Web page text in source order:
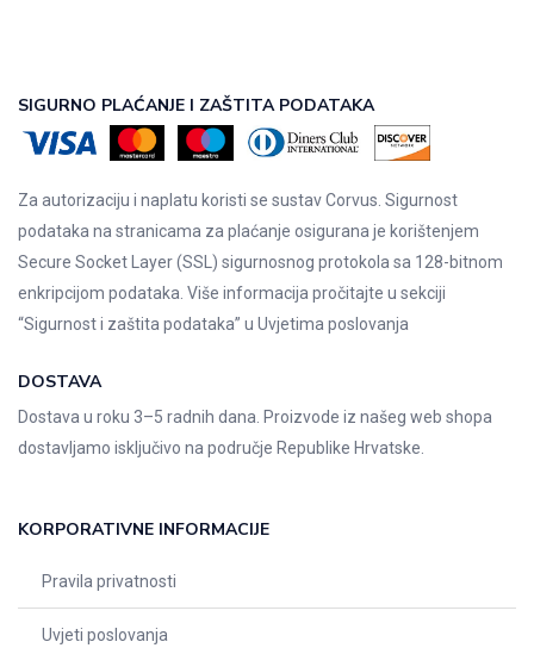
SIGURNO PLAĆANJE I ZAŠTITA PODATAKA
Za autorizaciju i naplatu koristi se sustav Corvus. Sigurnost
podataka na stranicama za plaćanje osigurana je korištenjem
Secure Socket Layer (SSL) sigurnosnog protokola sa 128-bitnom
enkripcijom podataka. Više informacija pročitajte u sekciji
“Sigurnost i zaštita podataka” u Uvjetima poslovanja
DOSTAVA
Dostava u roku 3–5 radnih dana. Proizvode iz našeg web shopa
dostavljamo isključivo na područje Republike Hrvatske.
KORPORATIVNE INFORMACIJE
Pravila privatnosti
Uvjeti poslovanja